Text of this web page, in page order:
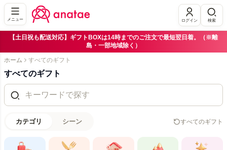
メニュー ログイン 検索
【土日祝も配送対応】ギフトBOXは14時までのご注文で最短翌日着。（※離
島・一部地域除く）
ホーム すべてのギフト
すべてのギフト
カテゴリ シーン すべてのギフト